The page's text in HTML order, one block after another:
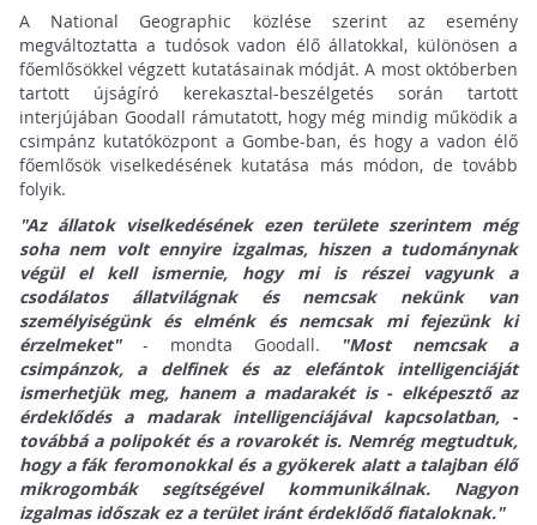
A National Geographic közlése szerint az esemény
megváltoztatta a tudósok vadon élő állatokkal, különösen a
főemlősökkel végzett kutatásainak módját. A most októberben
tartott újságíró kerekasztal-beszélgetés során tartott
interjújában Goodall rámutatott, hogy még mindig működik a
csimpánz kutatóközpont a Gombe-ban, és hogy a vadon élő
főemlősök viselkedésének kutatása más módon, de tovább
folyik.
"Az állatok viselkedésének ezen területe szerintem még
soha nem volt ennyire izgalmas, hiszen a tudománynak
végül el kell ismernie, hogy mi is részei vagyunk a
csodálatos állatvilágnak és nemcsak nekünk van
személyiségünk és elménk és nemcsak mi fejezünk ki
érzelmeket"- mondta Goodall.
"Most nemcsak a
csimpánzok, a delfinek és az elefántok intelligenciáját
ismerhetjük meg, hanem a madarakét is - elképesztő az
érdeklődés a madarak intelligenciájával kapcsolatban, -
továbbá a polipokét és a rovarokét is. Nemrég megtudtuk,
hogy a fák feromonokkal és a gyökerek alatt a talajban élő
mikrogombák segítségével kommunikálnak. Nagyon
izgalmas időszak ez a terület iránt érdeklődő fiataloknak."